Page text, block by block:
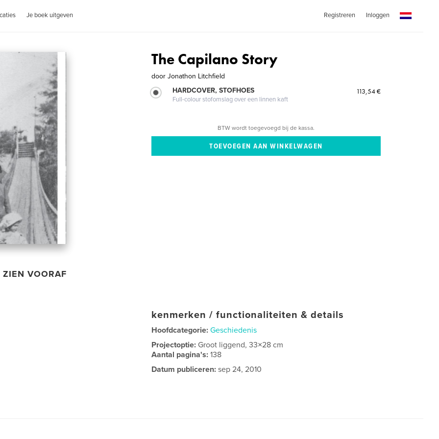
Je boek uitgeven Registreren Inloggen
ZIEN VOORAF
The Capilano Story
door Jonathon Litchfield
HARDCOVER, STOFHOES
Full-colour stofomslag over een linnen kaft
113,54 €
BTW wordt toegevoegd bij de kassa.
kenmerken / functionaliteiten & details
Hoofdcategorie: Geschiedenis
Projectoptie: Groot liggend, 33×28 cm
Aantal pagina's:138
Datum publiceren: sep 24, 2010